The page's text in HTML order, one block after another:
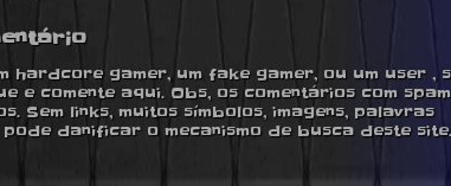
hardcore gamer, um fake gamer, ou um user ,
e comente aqui. Obs, os comentários com spam
Sem links, muitos símbolos, imagens, palavras
danificar o mecanismo de busca deste site.